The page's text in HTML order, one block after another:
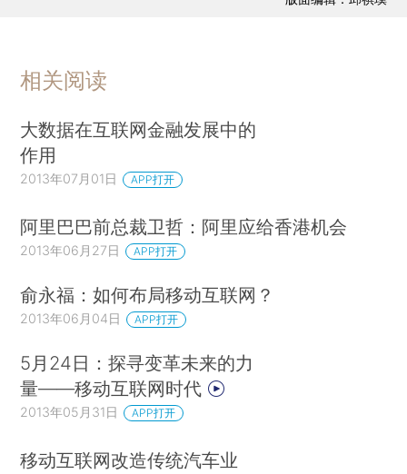
相关阅读
大数据在互联网金融发展中的
作用
2013年07月01日 APP打开
阿里巴巴前总裁卫哲：阿里应给香港机会
2013年06月27日 APP打开
俞永福：如何布局移动互联网？
2013年06月04日 APP打开
5月24日：探寻变革未来的力
量——移动互联网时代
2013年05月31日 APP打开
移动互联网改造传统汽车业